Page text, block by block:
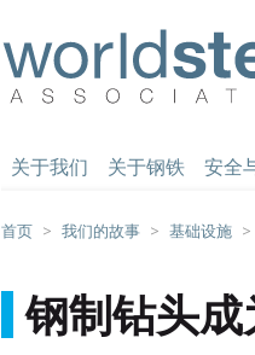
关于我们 关于钢铁 安全
首页 我们的故事 基础设施
钢制钻头